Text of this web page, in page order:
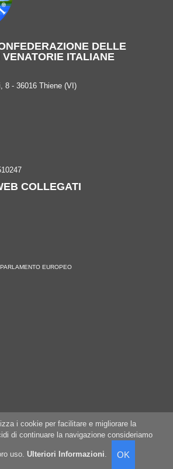
DELLE
ITALIANE
8 - 36016 Thiene (VI)
COLLEGATI
EUROPEO
i cookie per facilitare e migliorare la
di continuare la navigazione consideriamo
uso. Ulteriori Informazioni